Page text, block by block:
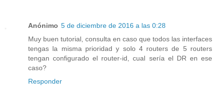
Anónimo 5 de diciembre de 2016 a las 0:28
Muy buen tutorial, consulta en caso que todos las interfaces
tengas la misma prioridad y solo 4 routers de 5 routers
tengan configurado el router-id, cual sería el DR en ese
caso?
Responder